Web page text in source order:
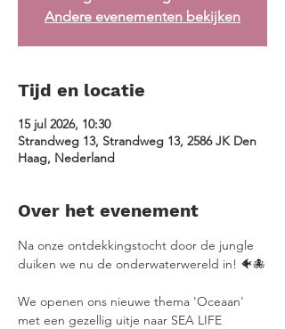
Andere evenementen bekijken
Tijd en locatie
15 jul 2026, 10:30
Strandweg 13, Strandweg 13, 2586 JK Den
Haag, Nederland
Over het evenement
Na onze ontdekkingstocht door de jungle
duiken we nu de onderwaterwereld in! 🐠🐙
We openen ons nieuwe thema 'Oceaan'
met een gezellig uitje naar SEA LIFE